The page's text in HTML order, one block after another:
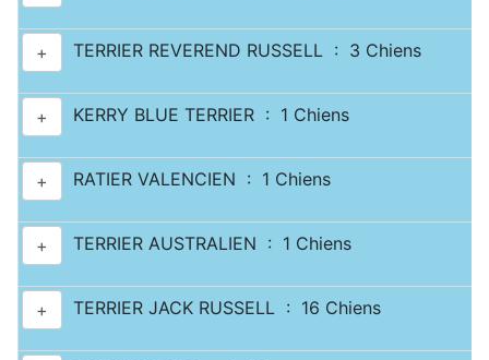
+ TERRIER REVEREND RUSSELL : 3 Chiens
+ KERRY BLUE TERRIER : 1 Chiens
+ RATIER VALENCIEN : 1 Chiens
+ TERRIER AUSTRALIEN : 1 Chiens
+ TERRIER JACK RUSSELL : 16 Chiens